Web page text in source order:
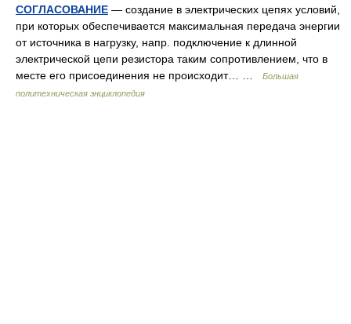
СОГЛАСОВАНИЕ — создание в электрических цепях условий,
при которых обеспечивается максимальная передача энергии
от источника в нагрузку, напр. подключение к длинной
электрической цепи резистора таким сопротивлением, что в
месте его присоединения не происходит… …
Большая
политехническая энциклопедия